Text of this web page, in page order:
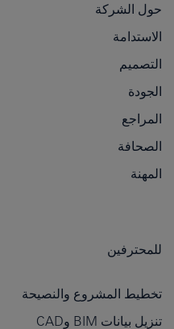
حول الشركة
الاستدامة
التصميم
الجودة
المراجع
الصحافة
المهنة
للمحترفين
تخطيط المشروع والنصيحة
تنزيل بيانات BIM وCAD